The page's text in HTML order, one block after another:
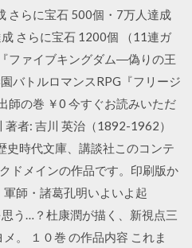
さらに宝石 500個・7万人達成
さらに宝石 1200個 （11連ガ
ファイブキングダム―偽りの王
バトルロマンスRPG『フリージ
師の巻 ￥0 今すぐお読みいただ
著者: 吉川 英治（1892-1962）
史時代文庫、講談社このコンテ
ドメインの作品です。印刷版か
師・諸葛孔明いよいよ起
う…？杜康潤が描く、新視点三
。 １０巻 の作品内容 これま